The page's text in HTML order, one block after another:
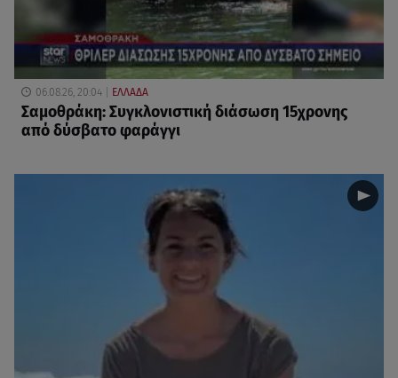
06.08.26, 20:04 ΕΛΛΑΔΑ
Σαμοθράκη: Συγκλονιστική διάσωση 15χρονης
από δύσβατο φαράγγι